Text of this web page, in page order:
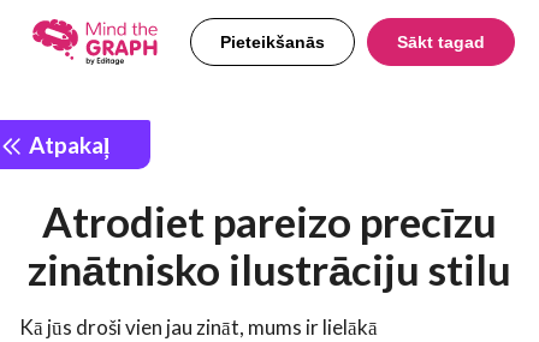
Pieteikšanās Sākt tagad
Atpakaļ
Atrodiet pareizo precīzu
zinātnisko ilustrāciju stilu
Kā jūs droši vien jau zināt, mums ir lielākā